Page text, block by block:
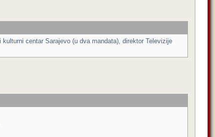
centar Sarajevo (u dva mandata), direktor Televizije